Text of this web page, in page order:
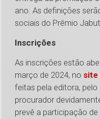
ano. As definições
sociais do Prêmio
Inscrições
As inscrições estão
março de 2024, no site
feitas pela editora,
procurador
prevê a participação